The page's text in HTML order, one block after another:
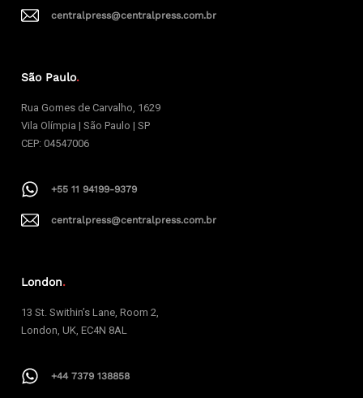
centralpress@centralpress.com.br
São Paulo.
Rua Gomes de Carvalho, 1629
Vila Olímpia | São Paulo | SP
CEP: 04547006
+55 11 94199-9379
centralpress@centralpress.com.br
London.
13 St. Swithin’s Lane, Room 2,
London, UK, EC4N 8AL
+44 7379 138858